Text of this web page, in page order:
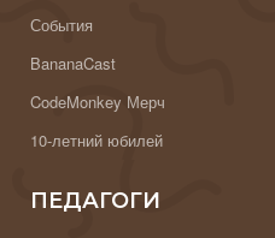
События
BananaCast
CodeMonkey Мерч
10-летний юбилей
ПЕДАГОГИ